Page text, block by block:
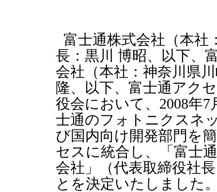
富士通株式会社（本社
長：黒川 博昭、以下、
会社（本社：神奈川県
隆、以下、富士通アク
役会において、2008年
士通のフォトニクスネ
び国内向け開発部門を
セスに統合し、「富士
会社」（代表取締役社
とを決定いたしました